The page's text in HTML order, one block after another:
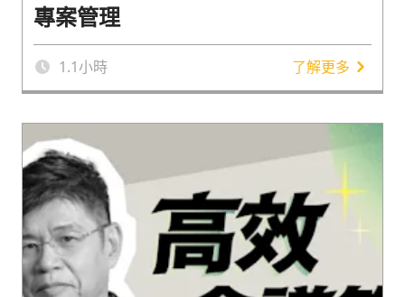
專案管理
1.1小時 了解更多